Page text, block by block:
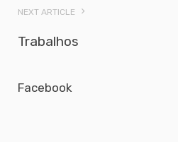
NEXT ARTICLE
Trabalhos
Facebook